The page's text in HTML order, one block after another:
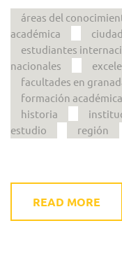
áreas del
académica
ciudad
estudiantes
nacionales
facultades en
formación
historia
estudio
región
READ MORE